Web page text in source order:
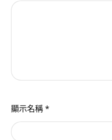
顯示名稱*